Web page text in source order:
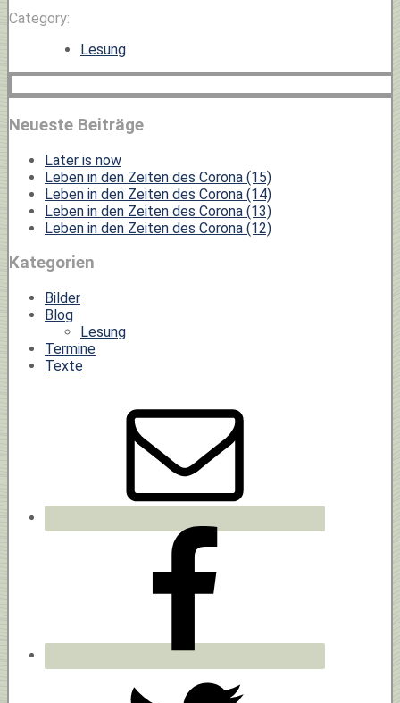
Category:
Lesung
Neueste Beiträge
Later is now
Leben in den Zeiten des Corona (15)
Leben in den Zeiten des Corona (14)
Leben in den Zeiten des Corona (13)
Leben in den Zeiten des Corona (12)
Kategorien
Bilder
Blog
Lesung
Termine
Texte